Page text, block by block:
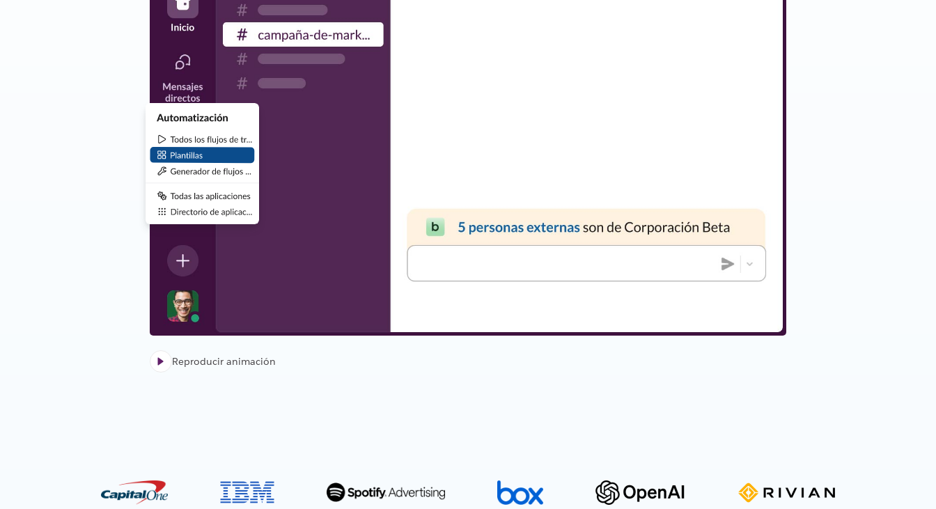
Reproducir animación